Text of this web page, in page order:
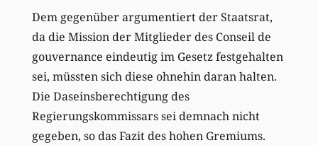
Dem gegenüber argumentiert der Staatsrat,
da die Mission der Mitglieder des Conseil de
gouvernance eindeutig im Gesetz festgehalten
sei, müssten sich diese ohnehin daran halten.
Die Daseinsberechtigung des
Regierungskommissars sei demnach nicht
gegeben, so das Fazit des hohen Gremiums.